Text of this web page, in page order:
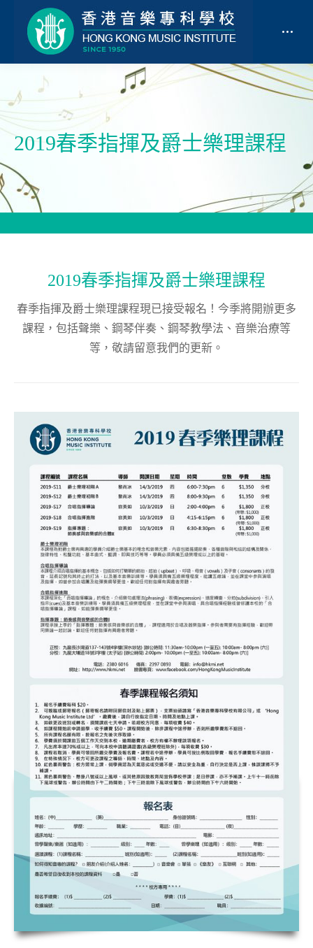
2019春季指揮及爵士樂理課程
2019春季指揮及爵士樂理課程
春季指揮及爵士樂理課程現已接受報名！今季將開辦更多
課程，包括聲樂、鋼琴伴奏、鋼琴教學法、音樂治療等
等，敬請留意我們的更新。